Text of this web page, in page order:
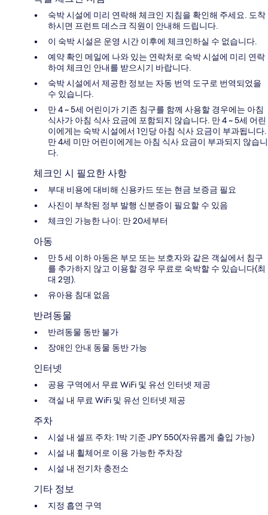
숙박 시설에 미리 연락해 체크인 지침을 확인해 주세요. 도착
하시면 프런트 데스크 직원이 안내해 드립니다.
이 숙박 시설은 운영 시간 이후에 체크인하실 수 없습니다.
예약 확인 메일에 나와 있는 연락처로 숙박 시설에 미리 연락
하여 체크인 안내를 받으시기 바랍니다.
숙박 시설에서 제공한 정보는 자동 번역 도구로 번역되었을
수 있습니다.
만 4 ~ 5세 어린이가 기존 침구를 함께 사용할 경우에는 아침
식사가 아침 식사 요금에 포함되지 않습니다. 만 4 ~ 5세 어린
이에게는 숙박 시설에서 1인당 아침 식사 요금이 부과됩니다.
만 4세 미만 어린이에게는 아침 식사 요금이 부과되지 않습니
다.
체크인 시 필요한 사항
부대 비용에 대비해 신용카드 또는 현금 보증금 필요
사진이 부착된 정부 발행 신분증이 필요할 수 있음
체크인 가능한 나이: 만 20세부터
아동
만 5 세 이하 아동은 부모 또는 보호자와 같은 객실에서 침구
를 추가하지 않고 이용할 경우 무료로 숙박할 수 있습니다(최
대 2명).
유아용 침대 없음
반려동물
반려동물 동반 불가
장애인 안내 동물 동반 가능
인터넷
공용 구역에서 무료 WiFi 및 유선 인터넷 제공
객실 내 무료 WiFi 및 유선 인터넷 제공
주차
시설 내 셀프 주차: 1박 기준 JPY 550(자유롭게 출입 가능)
시설 내 휠체어로 이용 가능한 주차장
시설 내 전기차 충전소
기타 정보
지정 흡연 구역